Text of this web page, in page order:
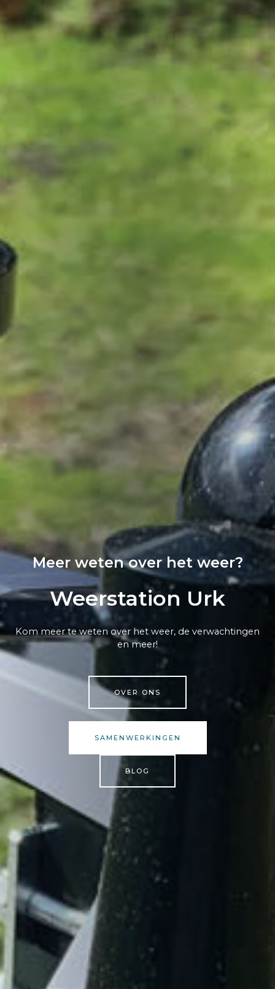
Meer weten over het weer?
Weerstation Urk
Kom meer te weten over het weer, de verwachtingen
en meer!
OVER ONS
SAMENWERKINGEN
BLOG